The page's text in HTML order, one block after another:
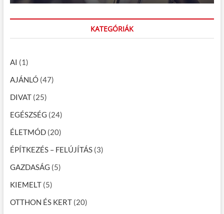
KATEGÓRIÁK
AI (1)
AJÁNLÓ(47)
DIVAT(25)
EGÉSZSÉG (24)
ÉLETMÓD(20)
ÉPÍTKEZÉS – FELÚJÍTÁS(3)
GAZDASÁG (5)
KIEMELT(5)
OTTHON ÉS KERT(20)